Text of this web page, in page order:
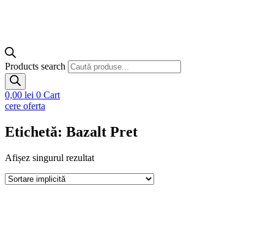
Products search
0,00 lei 0 Cart
cere oferta
Etichetă: Bazalt Pret
Afișez singurul rezultat